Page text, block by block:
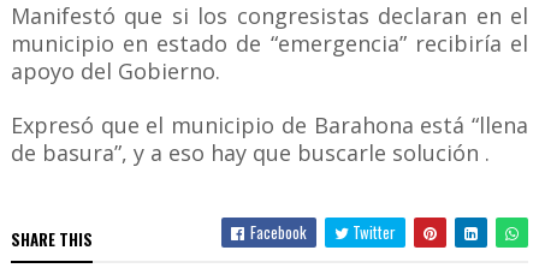
Manifestó que si los congresistas declaran en el
municipio en estado de “emergencia” recibiría el
apoyo del Gobierno.
Expresó que el municipio de Barahona está “llena
de basura”, y a eso hay que buscarle solución .
SHARE THIS Facebook Twitter